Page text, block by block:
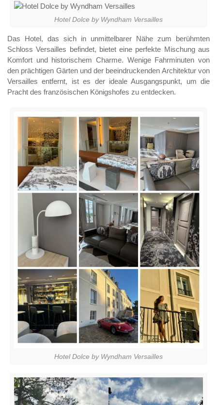
Hotel Dolce by Wyndham Versailles
Das Hotel, das sich in unmittelbarer Nähe zum berühmten
Schloss Versailles befindet, bietet eine perfekte Mischung aus
Komfort und historischem Charme. Wenige Fahrminuten von
den prächtigen Gärten und der beeindruckenden Architektur von
Versailles entfernt, ist es der ideale Ausgangspunkt, um die
Pracht des französischen Königshofes zu entdecken.
Hotel Dolce by Wyndham Versailles